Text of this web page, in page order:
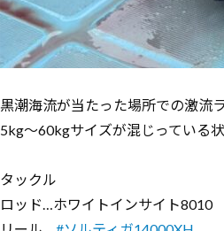
黒潮海流が当たった場所での激流
5kg〜60kgサイズが混じっている
タックル
ロッド…ホワイトインサイト8010